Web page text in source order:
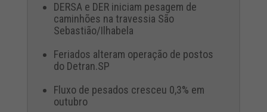
DERSA e DER iniciam pesagem de
caminhões na travessia São
Sebastião/Ilhabela
Feriados alteram operação de postos
do Detran.SP
Fluxo de pesados cresceu 0,3% em
outubro